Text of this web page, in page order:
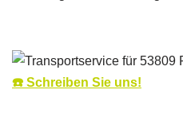
☎️ Schreiben Sie uns!